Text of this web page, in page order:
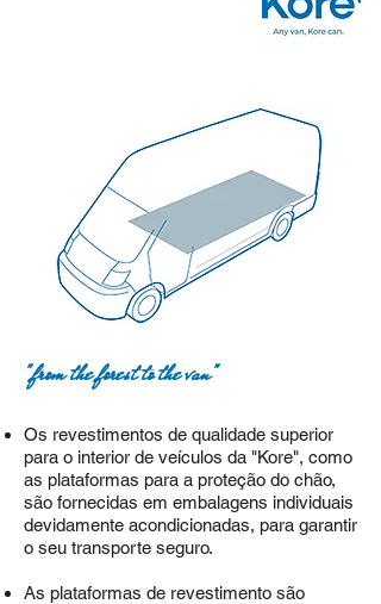
"from the forest to the van"
Os revestimentos de qualidade superior
para o interior de veículos da "Kore", como
as plataformas para a proteção do chão,
são fornecidas em embalagens individuais
devidamente acondicionadas, para garantir
o seu transporte seguro.
As plataformas de revestimento são